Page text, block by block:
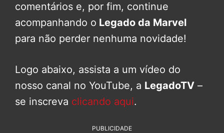
comentários e, por fim, continue
acompanhando o Legado da Marvel
para não perder nenhuma novidade!
Logo abaixo, assista a um vídeo do
nosso canal no YouTube, a LegadoTV –
se inscreva clicando aqui.
PUBLICIDADE